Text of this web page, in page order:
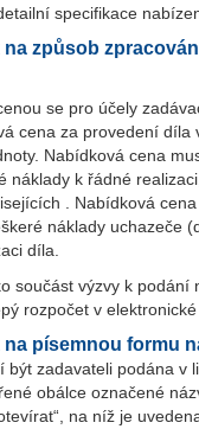
specifikace
na způsob
se pro účely
cena za provedení díla
Nabídková cena
náklady k řádné
. Nabídková
náklady uchazeče
díla.
součást výzvy k podání
rozpočet v elektronické
na písemnou formu
být zadavateli podána v
obálce označené
na níž je